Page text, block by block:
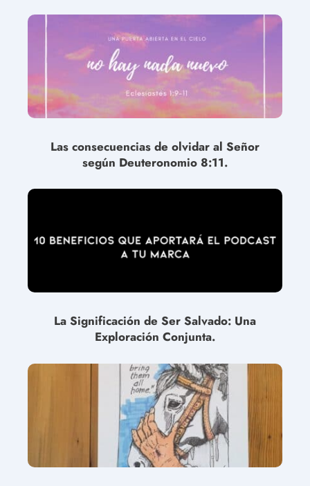
Las consecuencias de olvidar al Señor
según Deuteronomio 8:11.
La Significación de Ser Salvado: Una
Exploración Conjunta.